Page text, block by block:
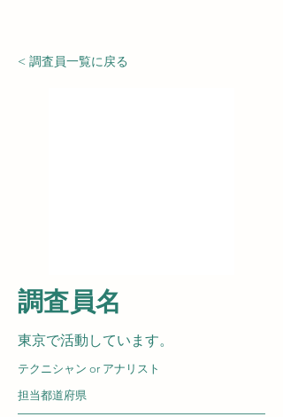
< 調査員一覧に戻る
​調査員名
東京で活動しています。
テクニシャン or アナリスト
担当都道府県